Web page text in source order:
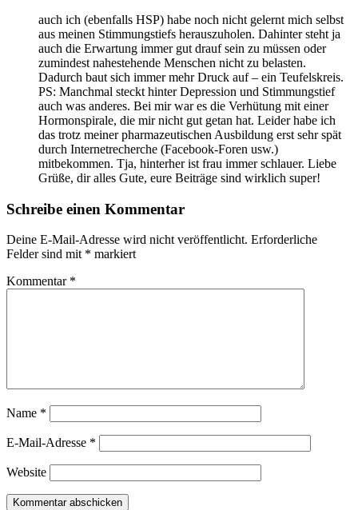
auch ich (ebenfalls HSP) habe noch nicht gelernt mich selbst
aus meinen Stimmungstiefs herauszuholen. Dahinter steht ja
auch die Erwartung immer gut drauf sein zu müssen oder
zumindest nahestehende Menschen nicht zu belasten.
Dadurch baut sich immer mehr Druck auf – ein Teufelskreis.
PS: Manchmal steckt hinter Depression und Stimmungstief
auch was anderes. Bei mir war es die Verhütung mit einer
Hormonspirale, die mir nicht gut getan hat. Leider habe ich
das trotz meiner pharmazeutischen Ausbildung erst sehr spät
durch Internetrecherche (Facebook-Foren usw.)
mitbekommen. Tja, hinterher ist frau immer schlauer. Liebe
Grüße, dir alles Gute, eure Beiträge sind wirklich super!
Schreibe einen Kommentar
Deine E-Mail-Adresse wird nicht veröffentlicht. Erforderliche
Felder sind mit * markiert
Kommentar *
Name *
E-Mail-Adresse *
Website